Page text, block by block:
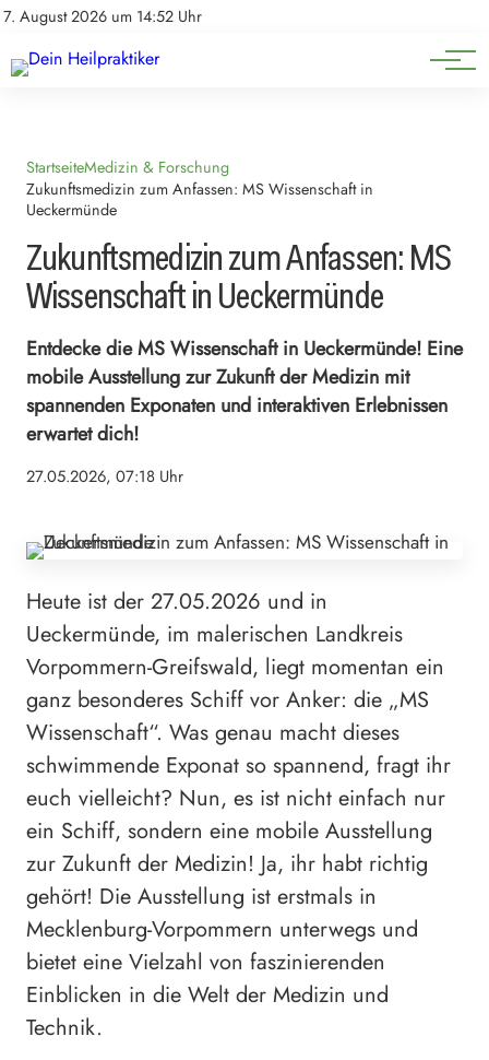
7. August 2026 um 14:52 Uhr
Impressum
Natürliche Medizin
Heilpflanzen & Kräuterkunde
StartseiteMedizin & Forschung
Zukunftsmedizin zum Anfassen: MS Wissenschaft in
Ueckermünde
Zukunftsmedizin zum Anfassen: MS
Wissenschaft in Ueckermünde
Entdecke die MS Wissenschaft in Ueckermünde! Eine
mobile Ausstellung zur Zukunft der Medizin mit
spannenden Exponaten und interaktiven Erlebnissen
erwartet dich!
27.05.2026, 07:18 Uhr
Heute ist der 27.05.2026 und in
Ueckermünde, im malerischen Landkreis
Vorpommern-Greifswald, liegt momentan ein
ganz besonderes Schiff vor Anker: die „MS
Wissenschaft“. Was genau macht dieses
schwimmende Exponat so spannend, fragt ihr
euch vielleicht? Nun, es ist nicht einfach nur
ein Schiff, sondern eine mobile Ausstellung
zur Zukunft der Medizin! Ja, ihr habt richtig
gehört! Die Ausstellung ist erstmals in
Mecklenburg-Vorpommern unterwegs und
bietet eine Vielzahl von faszinierenden
Einblicken in die Welt der Medizin und
Technik.